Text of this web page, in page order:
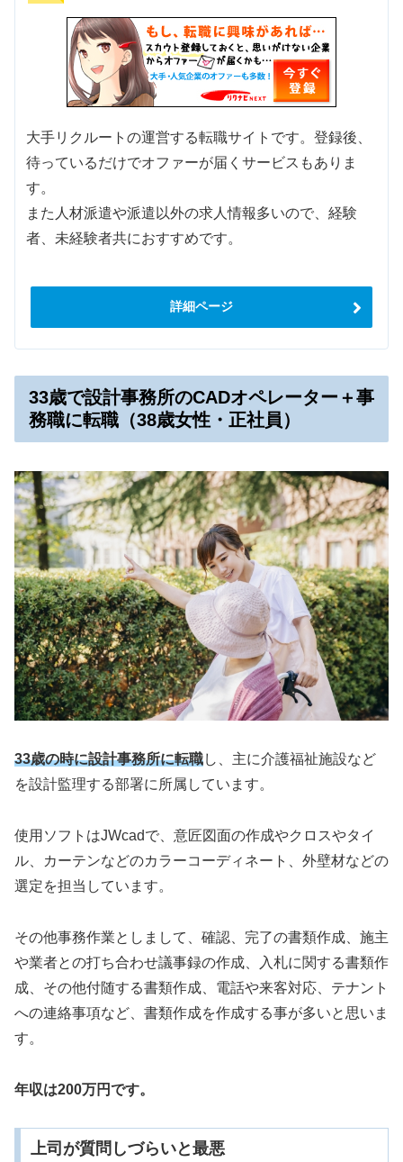
大手リクルートの運営する転職サイトです。登録後、
待っているだけでオファーが届くサービスもありま
す。
また人材派遣や派遣以外の求人情報多いので、経験
者、未経験者共におすすめです。
詳細ページ
33歳で設計事務所のCADオペレーター＋事
務職に転職（38歳女性・正社員）
33歳の時に設計事務所に転職し、主に介護福祉施設など
を設計監理する部署に所属しています。
使用ソフトはJWcadで、意匠図面の作成やクロスやタイ
ル、カーテンなどのカラーコーディネート、外壁材などの
選定を担当しています。
その他事務作業としまして、確認、完了の書類作成、施主
や業者との打ち合わせ議事録の作成、入札に関する書類作
成、その他付随する書類作成、電話や来客対応、テナント
への連絡事項など、書類作成を作成する事が多いと思いま
す。
年収は200万円です。
上司が質問しづらいと最悪